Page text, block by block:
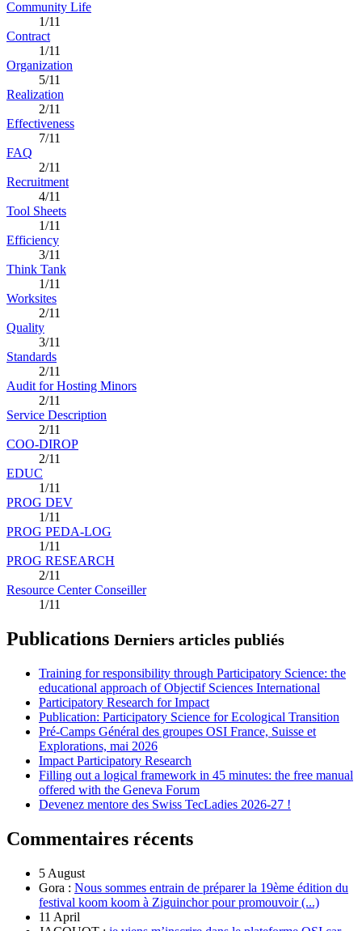
Community Life
1/11
Contract
1/11
Organization
5/11
Realization
2/11
Effectiveness
7/11
FAQ
2/11
Recruitment
4/11
Tool Sheets
1/11
Efficiency
3/11
Think Tank
1/11
Worksites
2/11
Quality
3/11
Standards
2/11
Audit for Hosting Minors
2/11
Service Description
2/11
COO-DIROP
2/11
EDUC
1/11
PROG DEV
1/11
PROG PEDA-LOG
1/11
PROG RESEARCH
2/11
Resource Center Conseiller
1/11
Publications Derniers articles publiés
Training for responsibility through Participatory Science: the
educational approach of Objectif Sciences International
Participatory Research for Impact
Publication: Participatory Science for Ecological Transition
Pré-Camps Général des groupes OSI France, Suisse et
Explorations, mai 2026
Impact Participatory Research
Filling out a logical framework in 45 minutes: the free manual
offered with the Geneva Forum
Devenez mentore des Swiss TecLadies 2026-27 !
Commentaires récents
5 August
Gora : Nous sommes entrain de préparer la 19ème édition du
festival koom koom à Ziguinchor pour promouvoir (...)
11 April